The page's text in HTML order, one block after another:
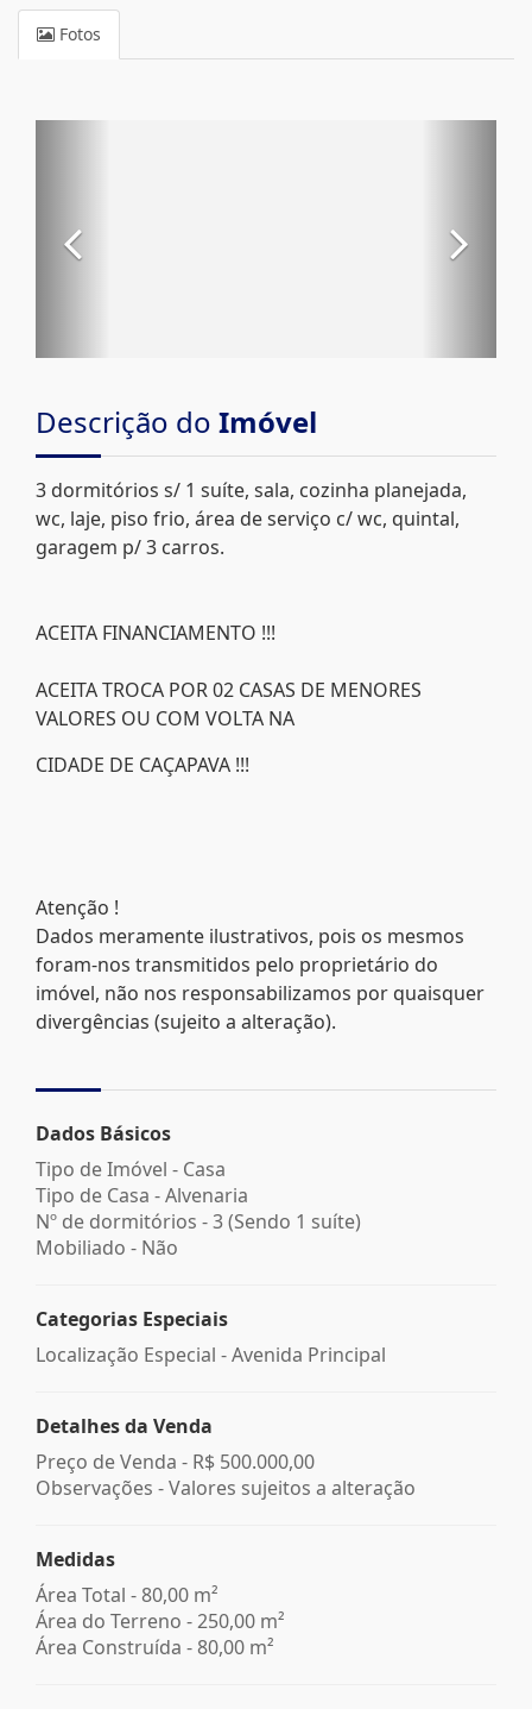
Fotos
Descrição do Imóvel
3 dormitórios s/ 1 suíte, sala, cozinha planejada,
wc, laje, piso frio, área de serviço c/ wc, quintal,
garagem p/ 3 carros.
ACEITA FINANCIAMENTO !!!
ACEITA TROCA POR 02 CASAS DE MENORES
VALORES OU COM VOLTA NA
CIDADE DE CAÇAPAVA !!!
Atenção !
Dados meramente ilustrativos, pois os mesmos
foram-nos transmitidos pelo proprietário do
imóvel, não nos responsabilizamos por quaisquer
divergências (sujeito a alteração).
Dados Básicos
Tipo de Imóvel - Casa
Tipo de Casa - Alvenaria
Nº de dormitórios - 3 (Sendo 1 suíte)
Mobiliado - Não
Categorias Especiais
Localização Especial - Avenida Principal
Detalhes da Venda
Preço de Venda - R$ 500.000,00
Observações - Valores sujeitos a alteração
Medidas
Área Total - 80,00 m²
Área do Terreno - 250,00 m²
Área Construída - 80,00 m²